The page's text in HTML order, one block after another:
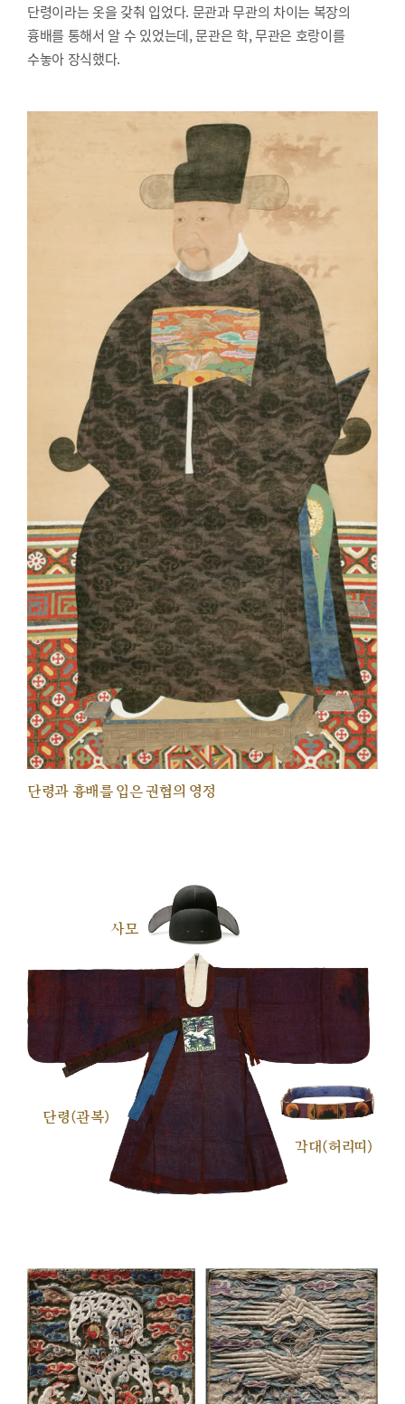
단령이라는 옷을 갖춰 입었다. 문관과 무관의 차이는 복장의
흉배를 통해서 알 수 있었는데, 문관은 학, 무관은 호랑이를
수놓아 장식했다.
단령과 흉배를 입은 권협의 영정
사모
단령(관복)
각대(허리띠)